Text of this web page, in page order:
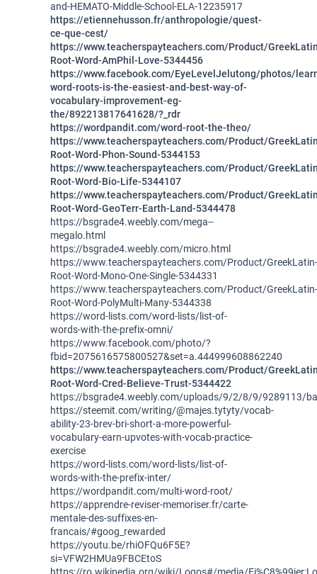
and-HEMATO-Middle-School-ELA-12235917
https://etiennehusson.fr/anthropologie/quest-
ce-que-cest/
https://www.teacherspayteachers.com/Product/
Root-Word-AmPhil-Love-5344456
https://www.facebook.com/EyeLevelJelutong/photos/
word-roots-is-the-easiest-and-best-way-of-
vocabulary-improvement-eg-
the/892213817641628/?_rdr
https://wordpandit.com/word-root-the-theo/
https://www.teacherspayteachers.com/Product/
Root-Word-Phon-Sound-5344153
https://www.teacherspayteachers.com/Product/
Root-Word-Bio-Life-5344107
https://www.teacherspayteachers.com/Product/
Root-Word-GeoTerr-Earth-Land-5344478
https://bsgrade4.weebly.com/mega--
megalo.html
https://bsgrade4.weebly.com/micro.html
https://www.teacherspayteachers.com/Product/GreekLatin-
Root-Word-Mono-One-Single-5344331
https://www.teacherspayteachers.com/Product/GreekLatin-
Root-Word-PolyMulti-Many-5344338
https://word-lists.com/word-lists/list-of-
words-with-the-prefix-omni/
https://www.facebook.com/photo/?
fbid=2075616575800527&set=a.444999608862240
https://www.teacherspayteachers.com/Product/
Root-Word-Cred-Believe-Trust-5344422
https://bsgrade4.weebly.com/uploads/9/2/8/9/9289113/
https://steemit.com/writing/@majes.tytyty/vocab-
ability-23-brev-bri-short-a-more-powerful-
vocabulary-earn-upvotes-with-vocab-practice-
exercise
https://word-lists.com/word-lists/list-of-
words-with-the-prefix-inter/
https://wordpandit.com/multi-word-root/
https://apprendre-reviser-memoriser.fr/carte-
mentale-des-suffixes-en-
francais/#goog_rewarded
https://youtu.be/rhiOFQu6F5E?
si=VFW2HMUa9FBCEtoS